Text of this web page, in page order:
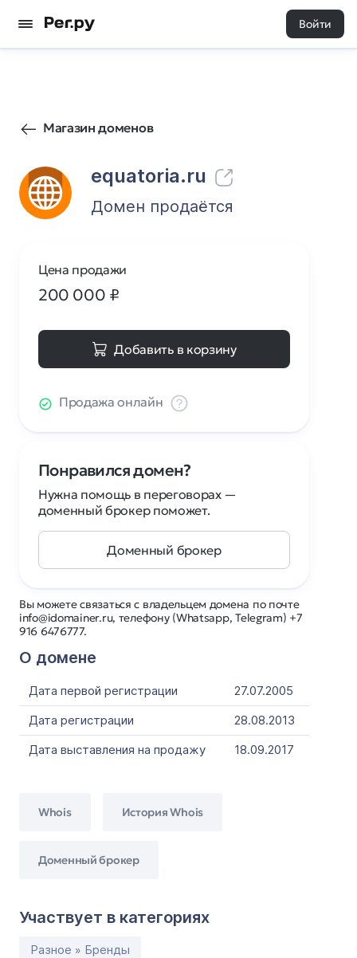
Войти
Магазин доменов
equatoria.ru
54 0
Домен продаётся
Вы можете связаться с владельцем домена по почте
info@idomainer.ru, телефону (Whatsapp, Telegram) +7
916 6476777.
О домене
Дата первой регистрации
27.07.2005
Дата регистрации
28.08.2013
Дата выставления на продажу
18.09.2017
Whois История Whois
Доменный брокер
Участвует в категориях
Разное » Бренды
Цена продажи
200 000 ₽
Добавить в корзину
Продажа онлайн
Понравился домен?
Нужна помощь в переговорах —
доменный брокер поможет.
Доменный брокер